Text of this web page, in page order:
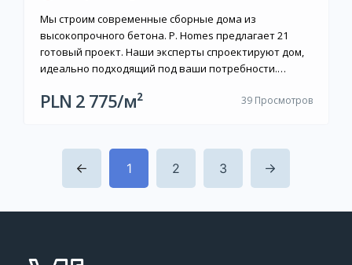
Мы строим современные сборные дома из
высокопрочного бетона. P. Homes предлагает 21
готовый проект. Наши эксперты спроектируют дом,
идеально подходящий под ваши потребности.
строительства.
PLN 2 775/м² 39 Просмотров
1 2 3